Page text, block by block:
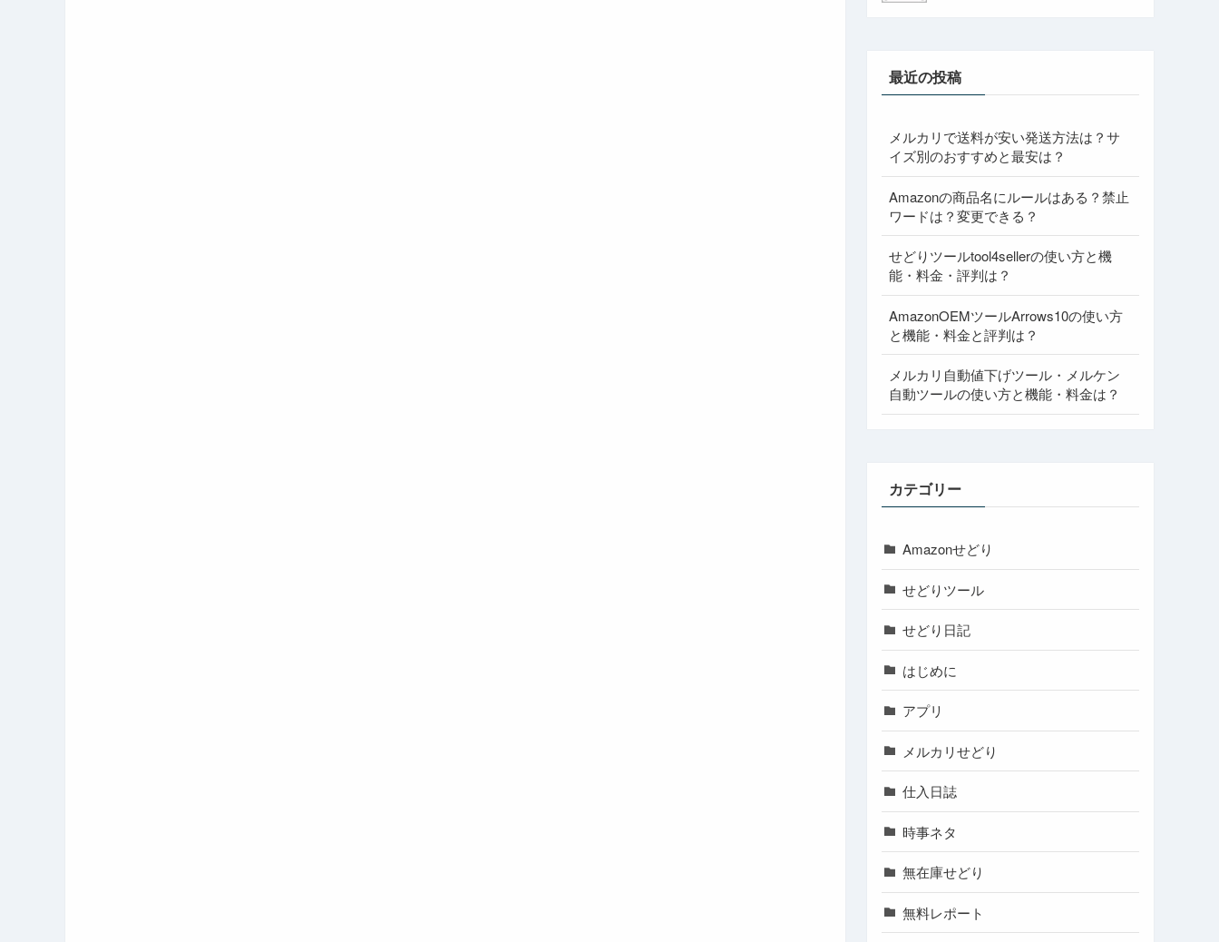
最近の投稿
メルカリで送料が安い発送方法は？サ
イズ別のおすすめと最安は？
Amazonの商品名にルールはある？禁止
ワードは？変更できる？
せどりツールtool4sellerの使い方と機
能・料金・評判は？
AmazonOEMツールArrows10の使い方
と機能・料金と評判は？
メルカリ自動値下げツール・メルケン
自動ツールの使い方と機能・料金は？
カテゴリー
Amazonせどり
せどりツール
せどり日記
はじめに
アプリ
メルカリせどり
仕入日誌
時事ネタ
無在庫せどり
無料レポート